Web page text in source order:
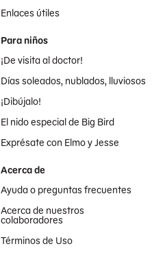
Enlaces útiles
Para niños
¡De visita al doctor!
Días soleados, nublados, lluviosos
¡Dibújalo!
El nido especial de Big Bird
Exprésate con Elmo y Jesse
Acerca de
Ayuda o preguntas frecuentes
Acerca de nuestros
colaboradores
Términos de Uso